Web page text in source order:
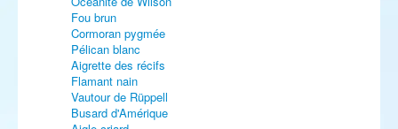
Fou brun
Cormoran pygmée
Pélican blanc
Aigrette des récifs
Flamant nain
Vautour de Rüppell
Busard d'Amérique